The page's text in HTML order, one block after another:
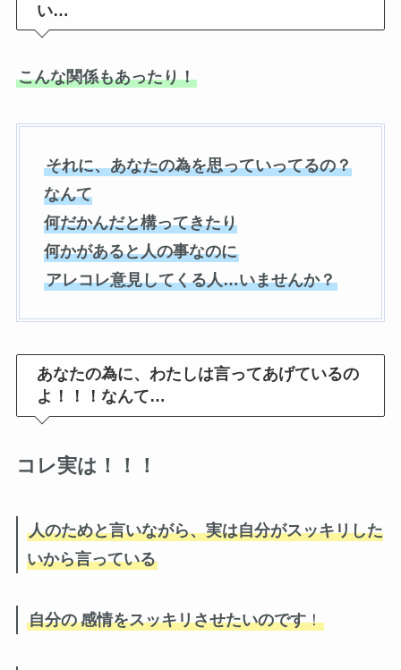
い…
こんな関係もあったり！
それに、あなたの為を思っていってるの？
なんて
何だかんだと構ってきたり
何かがあると人の事なのに
アレコレ意見してくる人…いませんか？
あなたの為に、わたしは言ってあげているの
よ！！！なんて…
コレ実は！！！
人のためと言いながら、実は自分がスッキリした
いから言っている
自分の 感情をスッキリさせたいのです！